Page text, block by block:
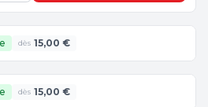
dès 15,00 €
dès 15,00 €